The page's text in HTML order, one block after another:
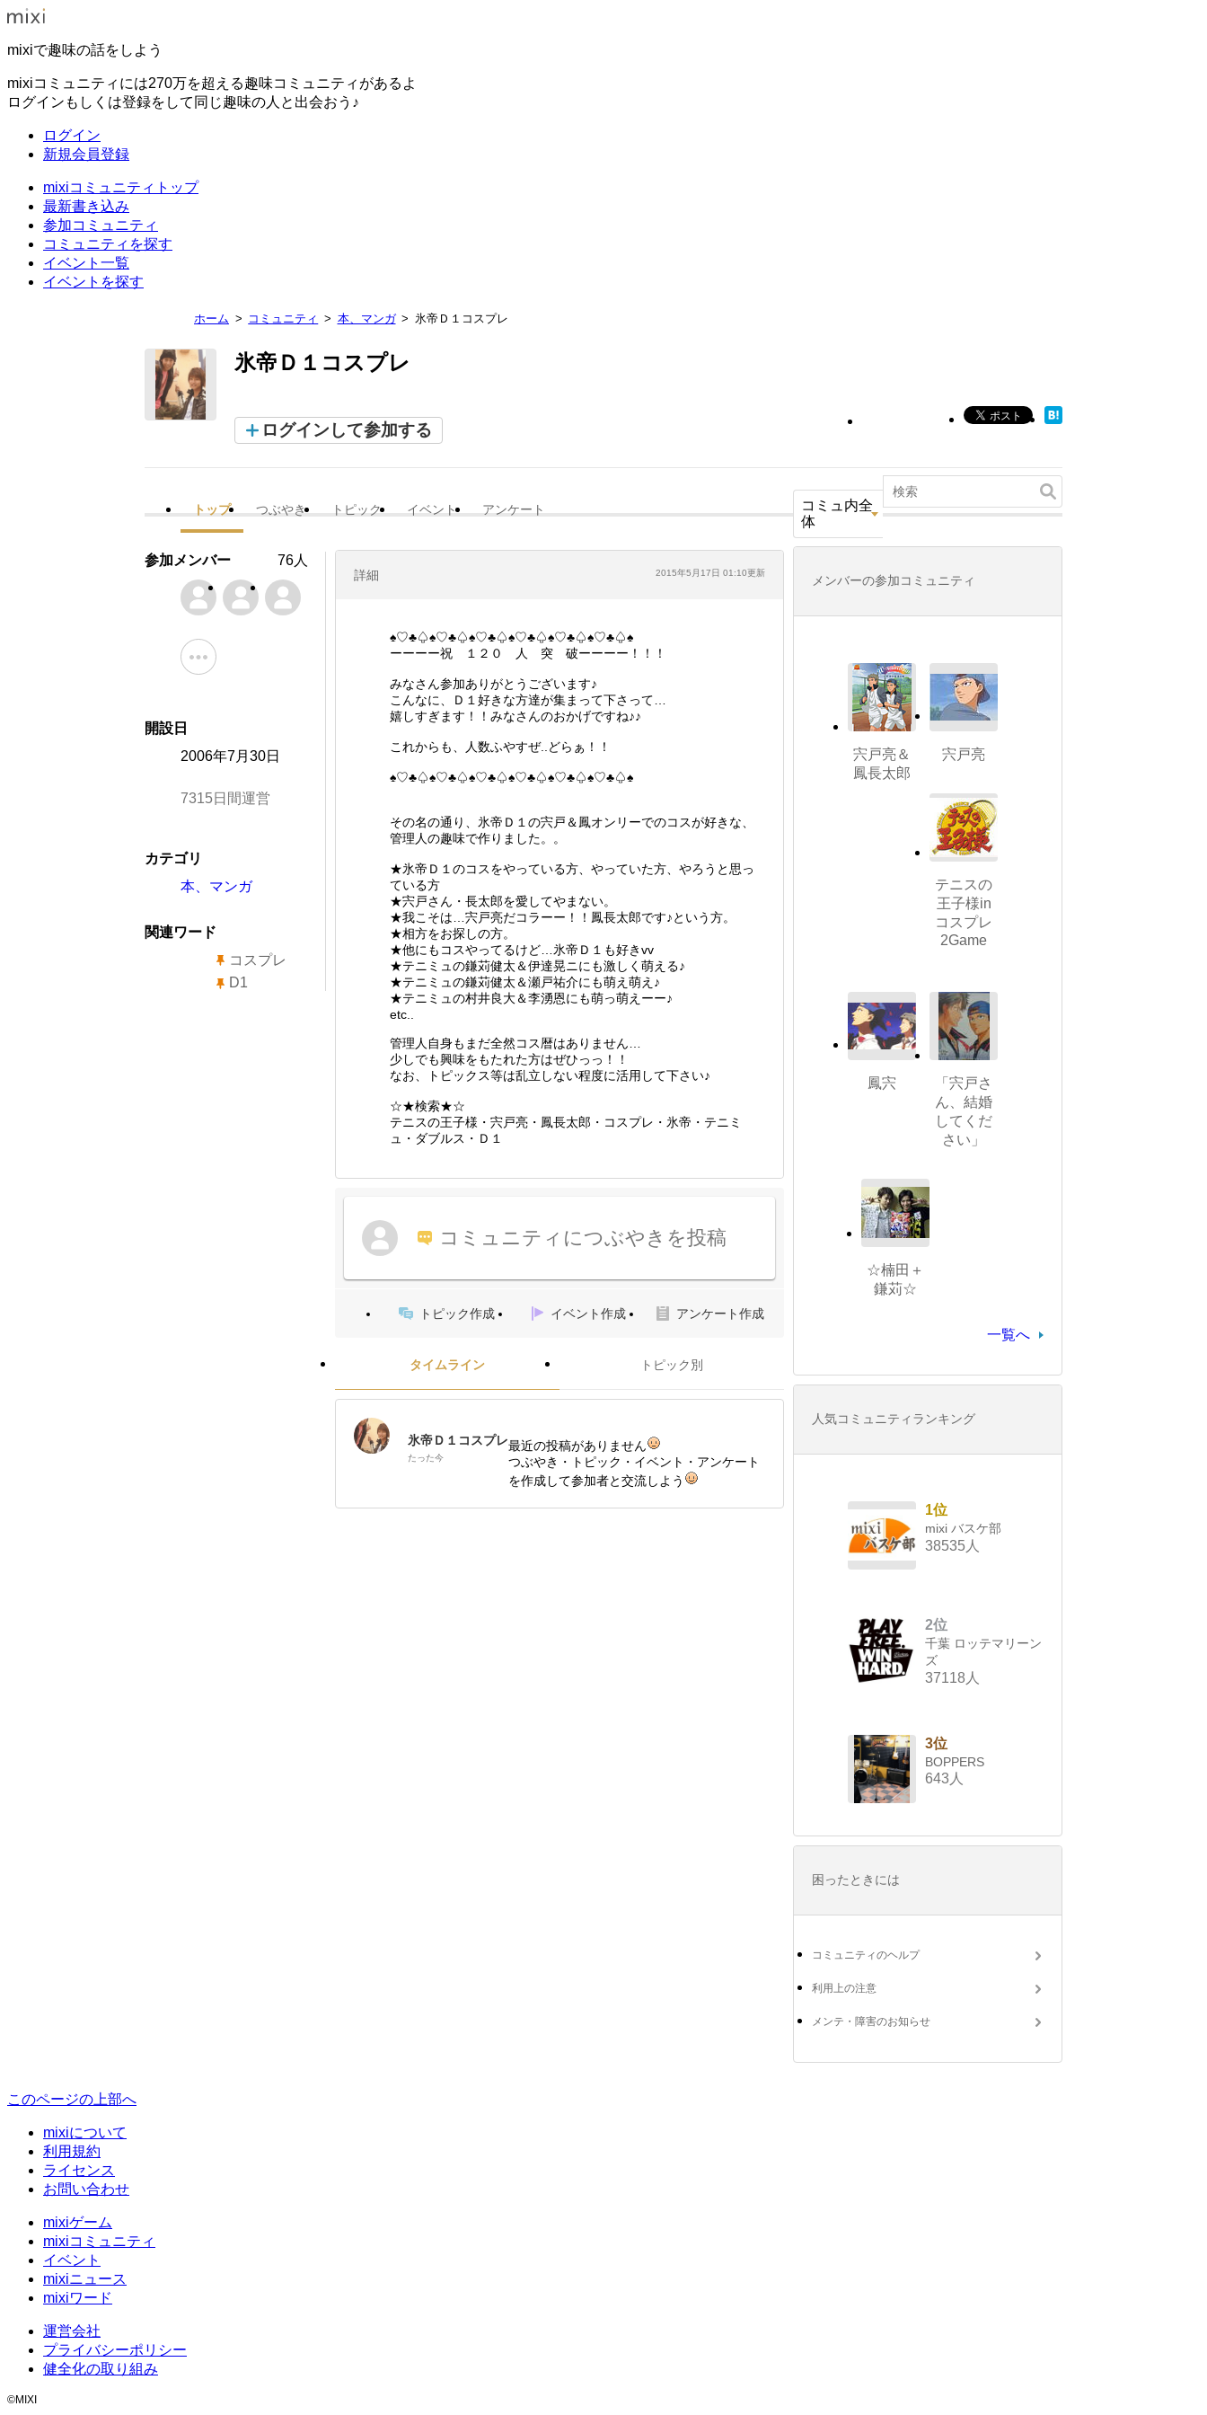
mixiで趣味の話をしよう
mixiコミュニティには270万を超える趣味コミュニティがあるよ
ログインもしくは登録をして同じ趣味の人と出会おう♪
ログイン
新規会員登録
mixiコミュニティトップ
最新書き込み
参加コミュニティ
コミュニティを探す
イベント一覧
イベントを探す
ホーム コミュニティ 本、マンガ 氷帝Ｄ１コスプレ
氷帝Ｄ１コスプレ
ログインして参加する
トップ つぶやき トピック イベント アンケート
コミュ内全
体
詳細 2015年5月17日 01:10更新
♠♡♣♤♠♡♣♤♠♡♣♤♠♡♣♤♠♡♣♤♠♡♣♤♠
ーーーー祝 １２０ 人 突 破ーーーー！！！
みなさん参加ありがとうございます♪
こんなに、Ｄ１好きな方達が集まって下さって…
嬉しすぎます！！みなさんのおかげですね♪♪
これからも、人数ふやすぜ..どらぁ！！
♠♡♣♤♠♡♣♤♠♡♣♤♠♡♣♤♠♡♣♤♠♡♣♤♠
その名の通り、氷帝Ｄ１の宍戸＆鳳オンリーでのコスが好きな、
管理人の趣味で作りました。。
★氷帝Ｄ１のコスをやっている方、やっていた方、やろうと思っ
ている方
★宍戸さん・長太郎を愛してやまない。
★我こそは…宍戸亮だコラーー！！鳳長太郎です♪という方。
★相方をお探しの方。
★他にもコスやってるけど…氷帝Ｄ１も好きvv
★テニミュの鎌苅健太＆伊達晃ニにも激しく萌える♪
★テニミュの鎌苅健太＆瀬戸祐介にも萌え萌え♪
★テニミュの村井良大＆李湧恩にも萌っ萌えーー♪
etc..
管理人自身もまだ全然コス暦はありません…
少しでも興味をもたれた方はぜひっっ！！
なお、トピックス等は乱立しない程度に活用して下さい♪
☆★検索★☆
テニスの王子様・宍戸亮・鳳長太郎・コスプレ・氷帝・テニミ
ュ・ダブルス・Ｄ１
コミュニティにつぶやきを投稿
トピック作成 イベント作成 アンケート作成
タイムライン トピック別
氷帝Ｄ１コスプレ
たった今
最近の投稿がありません
つぶやき・トピック・イベント・アンケート
を作成して参加者と交流しよう
参加メンバー 76人
開設日
2006年7月30日
7315日間運営
カテゴリ
本、マンガ
関連ワード
コスプレ
D1
メンバーの参加コミュニティ
宍戸亮＆
鳳長太郎
宍戸亮
テニスの
王子様in
コスプレ
2Game
鳳宍
「宍戸さ
ん、結婚
してくだ
さい」
☆楠田＋
鎌苅☆
一覧へ
人気コミュニティランキング
1位
mixi バスケ部
38535人
2位
千葉 ロッテマリーン
ズ
37118人
3位
BOPPERS
643人
困ったときには
コミュニティのヘルプ
利用上の注意
メンテ・障害のお知らせ
このページの上部へ
mixiについて
利用規約
ライセンス
お問い合わせ
mixiゲーム
mixiコミュニティ
イベント
mixiニュース
mixiワード
運営会社
プライバシーポリシー
健全化の取り組み
©MIXI